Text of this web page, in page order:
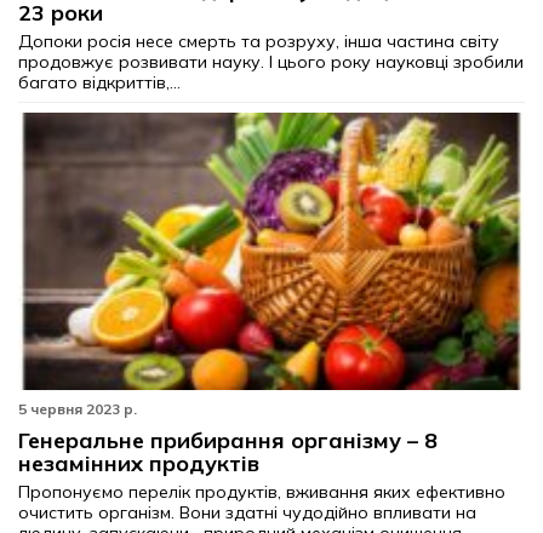
23 роки
Допоки росія несе смерть та розруху, інша частина світу
продовжує розвивати науку. І цього року науковці зробили
багато відкриттів,...
5 червня 2023 р.
Генеральне прибирання організму – 8
незамінних продуктів
Пропонуємо перелік продуктів, вживання яких ефективно
очистить організм. Вони здатні чудодійно впливати на